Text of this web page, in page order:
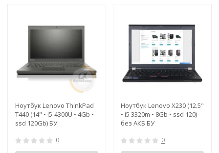
Ноутбук Lenovo ThinkPad
T440 (14" • i5-4300U • 4Gb •
ssd 120Gb) БУ
0
Ноутбук Lenovo X230 (12.5"
• i5 3320m • 8Gb • ssd 120)
без АКБ БУ
0